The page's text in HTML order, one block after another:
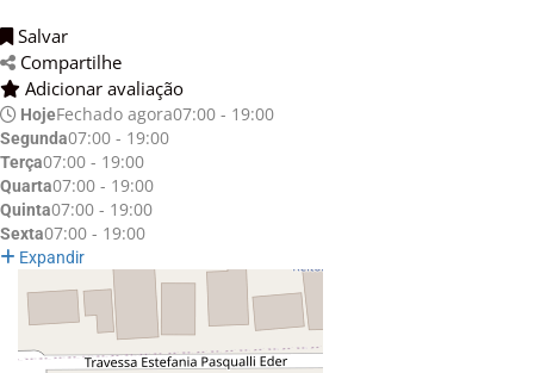
Salvar
Compartilhe
Adicionar avaliação
HojeFechado agora07:00 - 19:00
Segunda07:00 - 19:00
Terça07:00 - 19:00
Quarta07:00 - 19:00
Quinta07:00 - 19:00
Sexta07:00 - 19:00
Expandir